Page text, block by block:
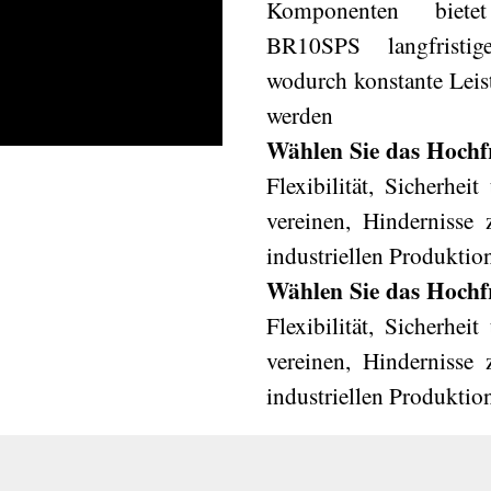
Komponenten
BR10SPS
wodurch konstante
werden
Wählen Sie das
Flexibilität, Sicherheit
vereinen,
industriellen
Wählen Sie das
Flexibilität, Sicherheit
vereinen,
industriellen